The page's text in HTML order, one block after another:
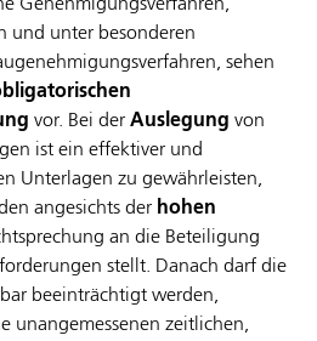
Genehmigungsverfahren,
und unter besonderen
sehen
vor. Bei der Auslegung von
ist ein effektiver und
Unterlagen zu gewährleisten,
angesichts der hohen
an die Beteiligung
stellt. Danach darf die
beeinträchtigt werden,
unangemessenen zeitlichen,